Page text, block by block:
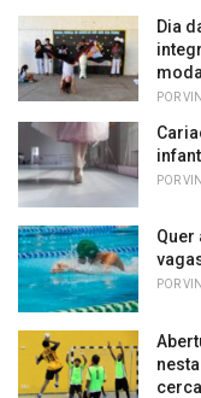
o
r
i
e
Dia
POR
POR
Quer
POR